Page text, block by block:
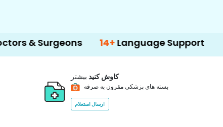
14+Language Support 500+
کاوش کنید بیشتر
بسته های پزشکی مقرون به صرفه
ارسال استعلام